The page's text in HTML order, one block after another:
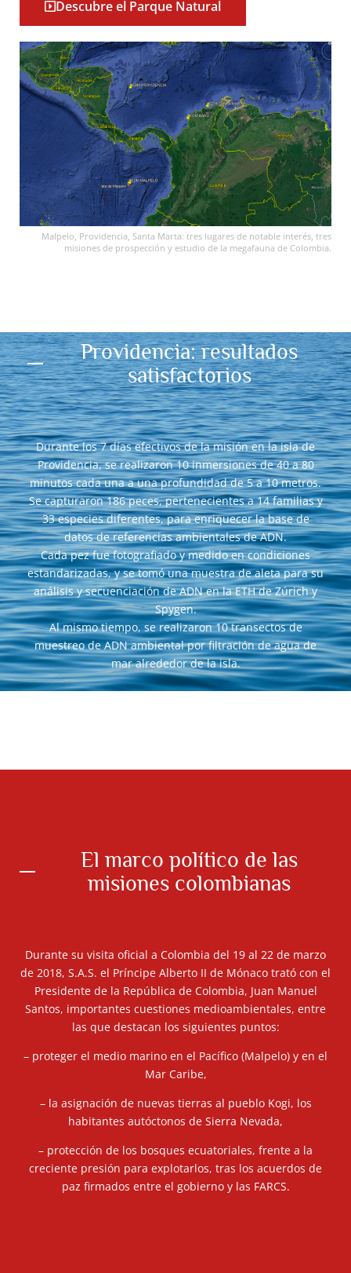
Descubre el Parque Natural
Malpelo, Providencia, Santa Marta: tres lugares de notable interés, tres
misiones de prospección y estudio de la megafauna de Colombia.
Providencia: resultados
satisfactorios
Durante los 7 días efectivos de la misión en la isla de
Providencia, se realizaron 10 inmersiones de 40 a 80
minutos cada una a una profundidad de 5 a 10 metros.
Se capturaron 186 peces, pertenecientes a 14 familias y
33 especies diferentes, para enriquecer la base de
datos de referencias ambientales de ADN.
Cada pez fue fotografiado y medido en condiciones
estandarizadas, y se tomó una muestra de aleta para su
análisis y secuenciación de ADN en la ETH de Zúrich y
Spygen.
Al mismo tiempo, se realizaron 10 transectos de
muestreo de ADN ambiental por filtración de agua de
mar alrededor de la isla.
El marco político de las
misiones colombianas
Durante su visita oficial a Colombia del 19 al 22 de marzo
de 2018, S.A.S. el Príncipe Alberto II de Mónaco trató con el
Presidente de la República de Colombia, Juan Manuel
Santos, importantes cuestiones medioambientales, entre
las que destacan los siguientes puntos:
– proteger el medio marino en el Pacífico (Malpelo) y en el
Mar Caribe,
– la asignación de nuevas tierras al pueblo Kogi, los
habitantes autóctonos de Sierra Nevada,
– protección de los bosques ecuatoriales, frente a la
creciente presión para explotarlos, tras los acuerdos de
paz firmados entre el gobierno y las FARCS.